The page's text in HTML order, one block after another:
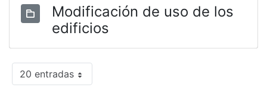
Modificación de uso de los
edificios
20 entradas